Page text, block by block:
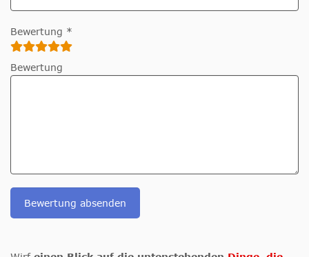
Bewertung *
Bewertung
Bewertung absenden